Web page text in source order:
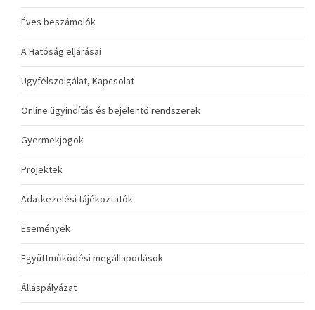
Éves beszámolók
A Hatóság eljárásai
Ügyfélszolgálat, Kapcsolat
Online ügyindítás és bejelentő rendszerek
Gyermekjogok
Projektek
Adatkezelési tájékoztatók
Események
Együttműködési megállapodások
Álláspályázat